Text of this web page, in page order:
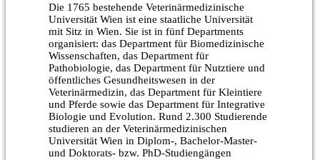
Die 1765 bestehende Veterinärmedizinische
Universität Wien ist eine staatliche Universität
mit Sitz in Wien. Sie ist in fünf Departments
organisiert: das Department für Biomedizinische
Wissenschaften, das Department für
Pathobiologie, das Department für Nutztiere und
öffentliches Gesundheitswesen in der
Veterinärmedizin, das Department für Kleintiere
und Pferde sowie das Department für Integrative
Biologie und Evolution. Rund 2.300 Studierende
studieren an der Veterinärmedizinischen
Universität Wien in Diplom-, Bachelor-Master-
und Doktorats- bzw. PhD-Studiengängen